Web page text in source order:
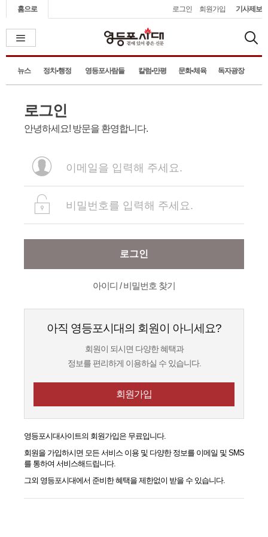
홈으로 로그인 회원가입 기사제보
뉴스 정치•행정 영등포사람들 칼럼•만평 문화•체육 독자광장
로그인
안녕하세요! 방문을 환영합니다.
로그인
아이디 / 비밀번호 찾기
아직 영등포시대의 회원이 아니세요?
회원이 되시면 다양한 혜택과
정보를 편리하게 이용하실 수 있습니다.
회원가입
영등포시대사이트의 회원가입은 무료입니다.
회원을 가입하시면 모든 서비스 이용 및 다양한 정보를 이메일 및 SMS
를 통하여 서비스해드립니다.
그외 영등포시대에서 준비한 혜택을 제한없이 받을 수 있습니다.